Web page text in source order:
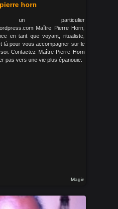
horn
particulier
Maître Pierre Horn,
en tant que voyant, ritualiste,
là pour vous accompagner sur le
Contactez Maître Pierre Horn
pas vers une vie plus épanouie.
Magie